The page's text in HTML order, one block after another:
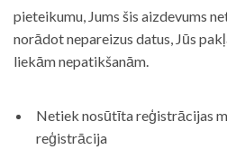
pieteikumu, Jums šis aizdevums
norādot nepareizus datus, Jūs
liekām nepatikšanām.
Netiek nosūtīta reģistrācijas
reģistrācija